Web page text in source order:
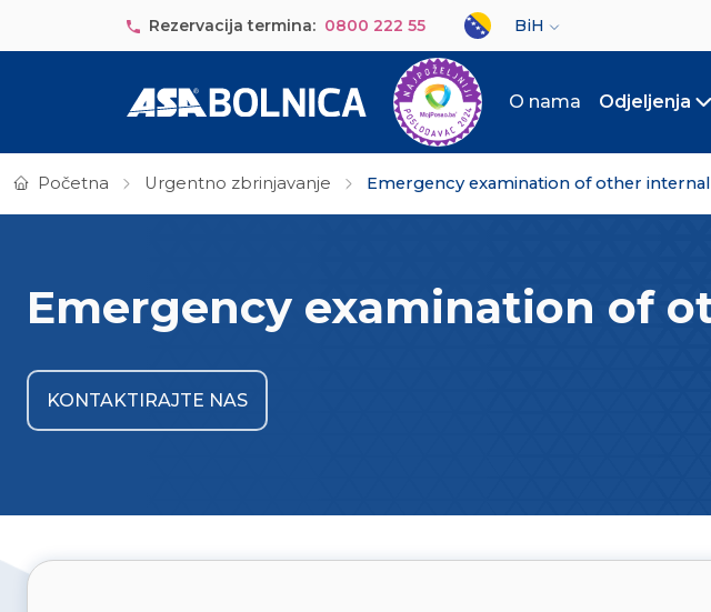
Rezervacija termina: 0800 222 55
Select your language
BiH
O nama Odjeljenja
Početna Urgentno zbrinjavanje Emergency examination of other
Emergency examination of
KONTAKTIRAJTE NAS